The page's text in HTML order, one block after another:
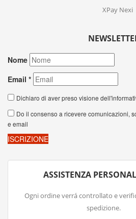
XPay Nexi
ASSISTENZA
Ogni ordine verrá controllato e
spedizione.